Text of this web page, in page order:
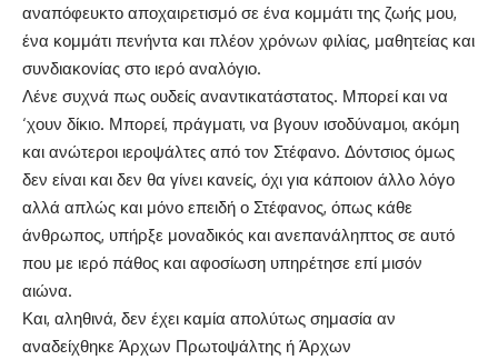
αναπόφευκτο αποχαιρετισμό σε ένα κομμάτι της ζωής μου,
ένα κομμάτι πενήντα και πλέον χρόνων φιλίας, μαθητείας και
συνδιακονίας στο ιερό αναλόγιο.
Λένε συχνά πως ουδείς αναντικατάστατος. Μπορεί και να
‘χουν δίκιο. Μπορεί, πράγματι, να βγουν ισοδύναμοι, ακόμη
και ανώτεροι ιεροψάλτες από τον Στέφανο. Δόντσιος όμως
δεν είναι και δεν θα γίνει κανείς, όχι για κάποιον άλλο λόγο
αλλά απλώς και μόνο επειδή ο Στέφανος, όπως κάθε
άνθρωπος, υπήρξε μοναδικός και ανεπανάληπτος σε αυτό
που με ιερό πάθος και αφοσίωση υπηρέτησε επί μισόν
αιώνα.
Και, αληθινά, δεν έχει καμία απολύτως σημασία αν
αναδείχθηκε Άρχων Πρωτοψάλτης ή Άρχων